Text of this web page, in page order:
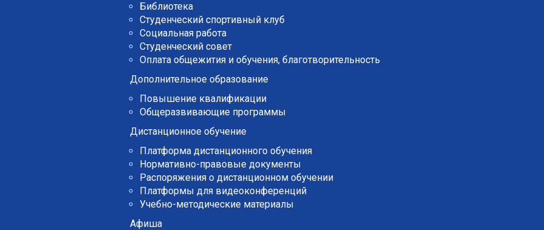
Библиотека
Студенческий спортивный клуб
Социальная работа
Студенческий совет
Оплата общежития и обучения, благотворительность
Дополнительное образование
Повышение квалификации
Общеразвивающие программы
Дистанционное обучение
Платформа дистанционного обучения
Нормативно-правовые документы
Распоряжения о дистанционном обучении
Платформы для видеоконференций
Учебно-методические материалы
Афиша